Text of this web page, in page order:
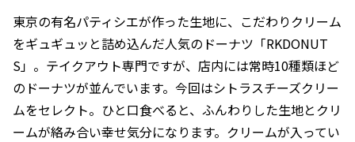
東京の有名パティシエが作った生地に、こだわりクリーム
をギュギュッと詰め込んだ人気のドーナツ「RKDONUT
S」。テイクアウト専門ですが、店内には常時10種類ほど
のドーナツが並んでいます。今回はシトラスチーズクリー
ムをセレクト。ひと口食べると、ふんわりした生地とクリ
ームが絡み合い幸せ気分になります。クリームが入ってい